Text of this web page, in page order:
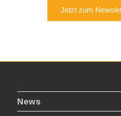
Jetzt zum
News